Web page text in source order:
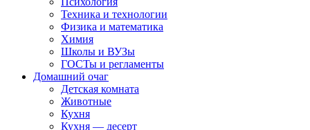
Техника и технологии
Физика и математика
Химия
Школы и ВУЗы
ГОСТы и регламенты
Домашний очаг
Детская комната
Животные
Кухня
Кухня — десерт